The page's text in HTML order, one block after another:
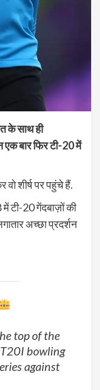
के साथ ही
एक बार फिर टी-20 में
शीर्ष पर पहुंचे हैं.
टी-20 गेंदबाज़ों की
अच्छा प्रदर्शन
top of the
bowling
against